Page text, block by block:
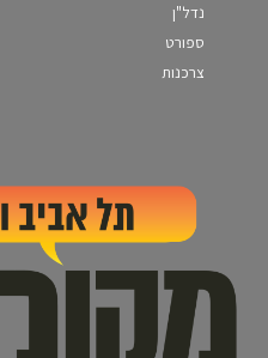
נדל"ן
ספורט
צרכנות